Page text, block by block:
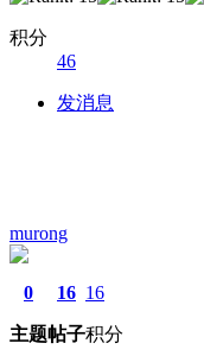
积分
46
发消息
murong
0
主题
16
帖子
16
积分